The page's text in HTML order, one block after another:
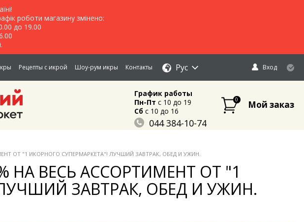
роботи магазину змінено:
до 19.00
Рецепты с икрой Шоу-рум икры Контакты Рус Вход
График работы
Пн-Пт c 10 до 19
Сбc 10 до 16
044 384-10-74
095 632-18-34
0 Мой заказ
ОТ "1 ИКОРНОГО СУПЕРМАРКЕТА"! ЛУЧШИЙ ЗАВТРАК, ОБЕД И УЖИН.
НА ВЕСЬ АССОРТИМЕНТ ОТ "1
ЗАВТРАК, ОБЕД И УЖИН.